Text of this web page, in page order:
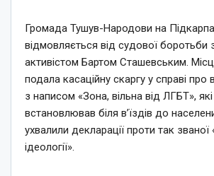
Громада Тушув-Народови на
відмовляється від судової
активістом Бартом Сташевським.
подала касаційну скаргу у справі про
з написом «Зона, вільна від ЛГБТ», які
встановлював біля в’їздів до
ухвалили декларації проти так
ідеології».